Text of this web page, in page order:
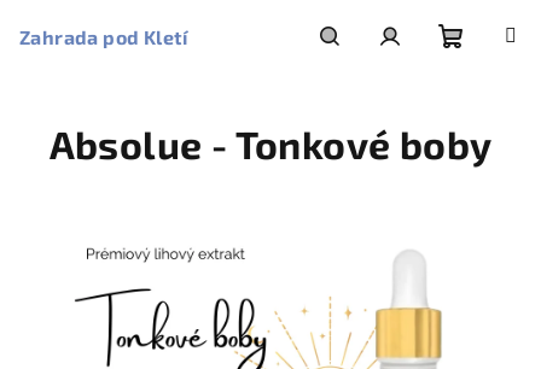
Zahrada pod Kletí
košík
Absolue - Tonkové boby